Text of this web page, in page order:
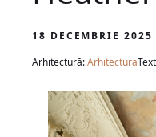
18 DECEMBRIE 2025
Arhitectură:Arhitectura